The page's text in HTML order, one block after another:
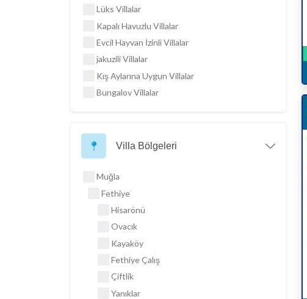
Lüks Villalar
Kapalı Havuzlu Villalar
Evcil Hayvan İzinli Villalar
jakuzili Villalar
Kış Aylarına Uygun Villalar
Bungalov Villalar
Villa Bölgeleri
Muğla
Fethiye
Hisarönü
Ovacık
Kayaköy
Fethiye Çalış
Çiftlik
Yanıklar